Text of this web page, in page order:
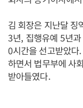
김 회장은 지난달 징
3년, 집행유예 5년
0시간을 선고받았다.
하면서 법무부에 사
받아들였다.